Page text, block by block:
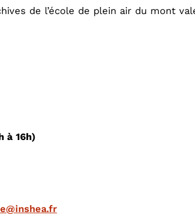
de l’école de plein air du mont
à 16h)